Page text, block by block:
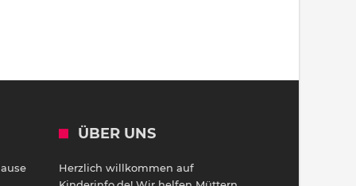
ÜBER UNS
Herzlich willkommen auf